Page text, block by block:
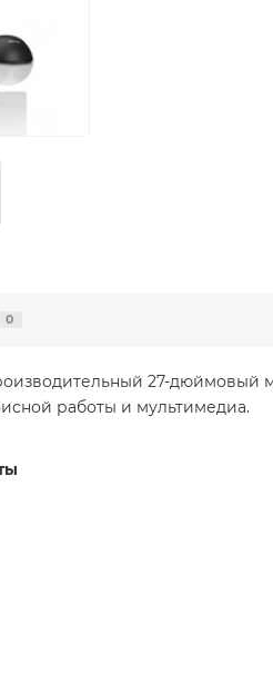
0
27-
работы и мультимедиа.